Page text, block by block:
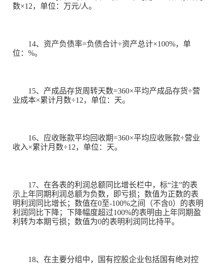
数×12，单位：万元/人。
14、资产负债率=负债合计÷资产总计×100%，单
位：%。
15、产成品存货周转天数=360×平均产成品存货÷营
业成本×累计月数÷12，单位：天。
16、应收账款平均回收期=360×平均应收账款÷营业
收入×累计月数÷12，单位：天。
17、在各表的利润总额同比增长栏中，标“注”的表
示上年同期利润总额为负数，即亏损；数值为正数的表
明利润同比增长；数值在0至-100%之间（不含0）的表明
利润同比下降；下降幅度超过100%的表明由上年同期盈
利转为本期亏损；数值为0的表明利润同比持平。
18、在主要分组中，国有控股企业包括国有绝对控